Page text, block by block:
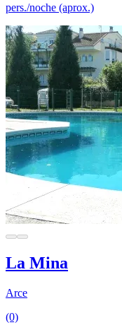
pers./noche (aprox.)
La Mina
Arce
(0)